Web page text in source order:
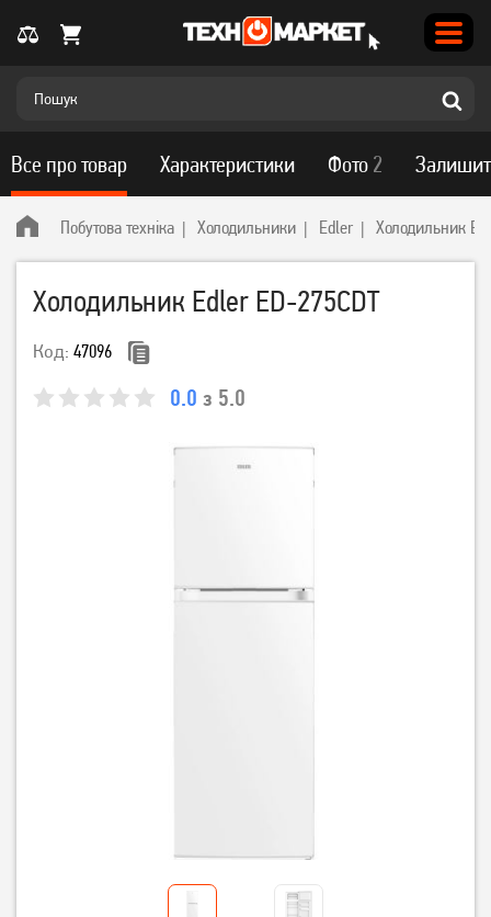
Побутова техніка Холодильники Edler Холодильник
Холодильник Edler ED-275CDT
Код: 47096
0.0 з 5.0
Все про товар Характеристики Фото 2